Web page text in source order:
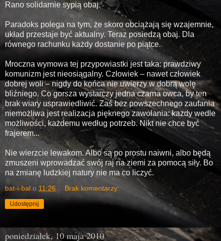
Rano solidarnie sypią obaj.
Paradoks polega na tym, że skoro obciążają się wzajemnie,
układ przestaje być aktualny. Teraz posiedzą obaj. Dla
równego rachunku każdy dostanie po piątce.
Mroczna wymowa tej przypowiastki jest taka: prawdziwy
komunizm jest nieosiągalny. Człowiek – nawet człowiek
dobrej woli – nigdy do końca nie uwierzy w dobrą wolę
bliźniego. Co gorsza wystarczy jedna czarna owca, by ten
brak wiary usprawiedliwić. Zaś bez powszechnego zaufania
niemożliwa jest realizacja pięknego zawołania: każdy wedle
możliwości, każdemu według potrzeb. Nikt nie chce być
frajerem...
Nie wierzcie lewakom. Albo są po prostu naiwni, albo będą
zmuszeni wprowadzać swój raj na ziemi za pomocą siły. Bo
na zmianę ludzkiej natury nie ma co liczyć.
bat-i-bal o 11:26 Brak komentarzy:
Udostępnij
poniedziałek, 10 maja 2010